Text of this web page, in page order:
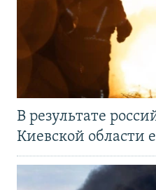
В результате
Киевской области